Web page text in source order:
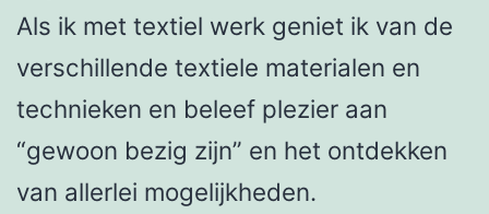
Als ik met textiel werk geniet ik van de
verschillende textiele materialen en
technieken en beleef plezier aan
“gewoon bezig zijn” en het ontdekken
van allerlei mogelijkheden.